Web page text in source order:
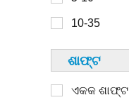
10-35
ଶାଫ୍ଟ
ଏକକ ଶାଫ୍ଟ |
110 ମିମି
130 ମିମି